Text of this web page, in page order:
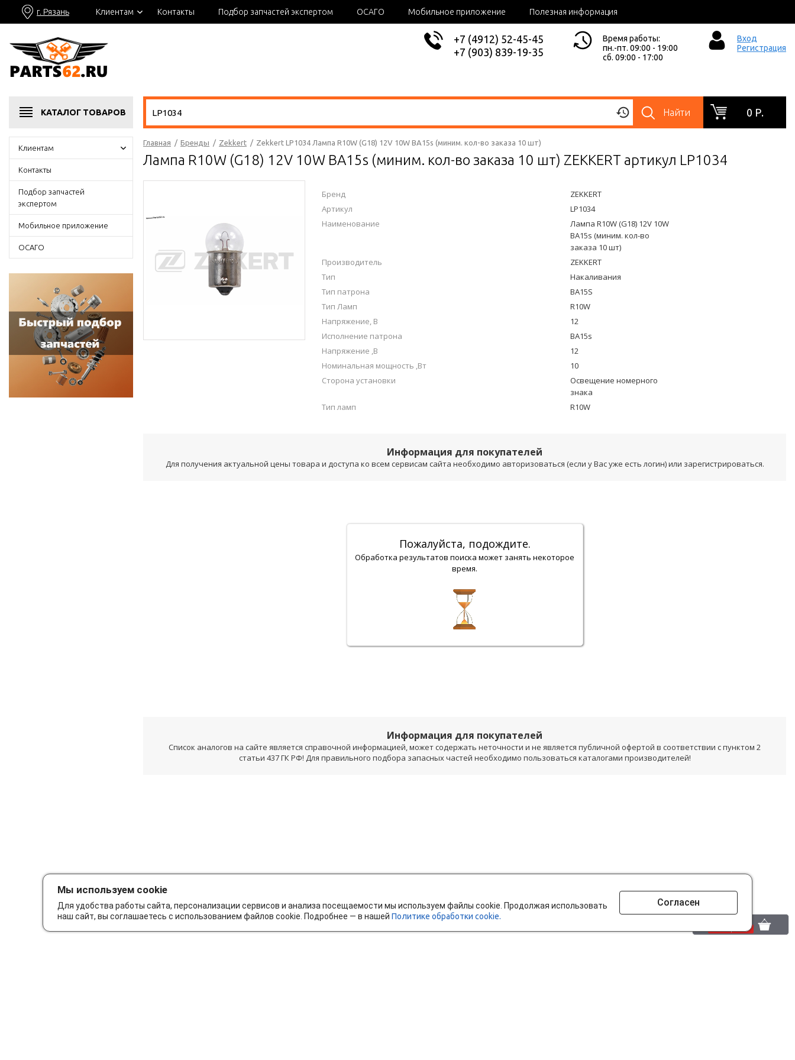
г. Рязань Клиентам Контакты Подбор запчастей экспертом ОСАГО Мобильное приложение Полезная информация
+7 (4912) 52-45-45
+7 (903) 839-19-35
Время работы:
пн.-пт. 09:00 - 19:00
сб. 09:00 - 17:00
Вход
Регистрация
КАТАЛОГ ТОВАРОВ Найти 0 Р.
Клиентам
Контакты
Подбор запчастей
экспертом
Мобильное приложение
ОСАГО
Главная / Бренды / Zekkert / Zekkert LP1034 Лампа R10W (G18) 12V 10W BA15s (миним. кол-во заказа 10 шт)
Лампа R10W (G18) 12V 10W BA15s (миним. кол-во заказа 10 шт) ZEKKERT артикул LP1034
Бренд
ZEKKERT
Артикул
LP1034
Наименование
Лампа R10W (G18) 12V 10W
BA15s (миним. кол-во
заказа 10 шт)
Производитель
ZEKKERT
Тип
Накаливания
Тип патрона
BA15S
Тип Ламп
R10W
Напряжение, В
12
Исполнение патрона
BA15s
Напряжение ,В
12
Номинальная мощность ,Вт
10
Сторона установки
Освещение номерного
знака
Тип ламп
R10W
Информация для покупателей
Для получения актуальной цены товара и доступа ко всем сервисам сайта необходимо авторизоваться (если у Вас уже есть логин) или зарегистрироваться.
Пожалуйста, подождите.
Обработка результатов поиска может занять некоторое
время.
Информация для покупателей
Список аналогов на сайте является справочной информацией, может содержать неточности и не является публичной офертой в соответствии с пунктом 2
статьи 437 ГК РФ! Для правильного подбора запасных частей необходимо пользоваться каталогами производителей!
Мы используем cookie
Для удобства работы сайта, персонализации сервисов и анализа посещаемости мы используем файлы cookie. Продолжая использовать
наш сайт, вы соглашаетесь с использованием файлов cookie. Подробнее — в нашей Политике обработки cookie.
Согласен